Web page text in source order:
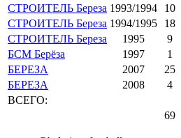
СТРОИТЕЛЬ Береза 1993/1994 10
СТРОИТЕЛЬ Береза 1994/1995 18
СТРОИТЕЛЬ Береза
1995 9
БСМ Берёза
1997 1
БЕРЕЗА
2007 25
БЕРЕЗА
2008 4
ВСЕГО:
69